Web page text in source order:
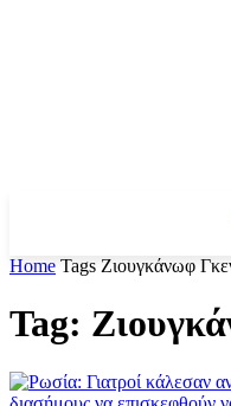
Home Tags Ζιουγκάνωφ
Tag: